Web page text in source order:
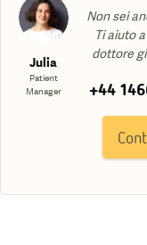
Julia
Patient
Manager
Non sei
Ti aiuto
dottore
+44